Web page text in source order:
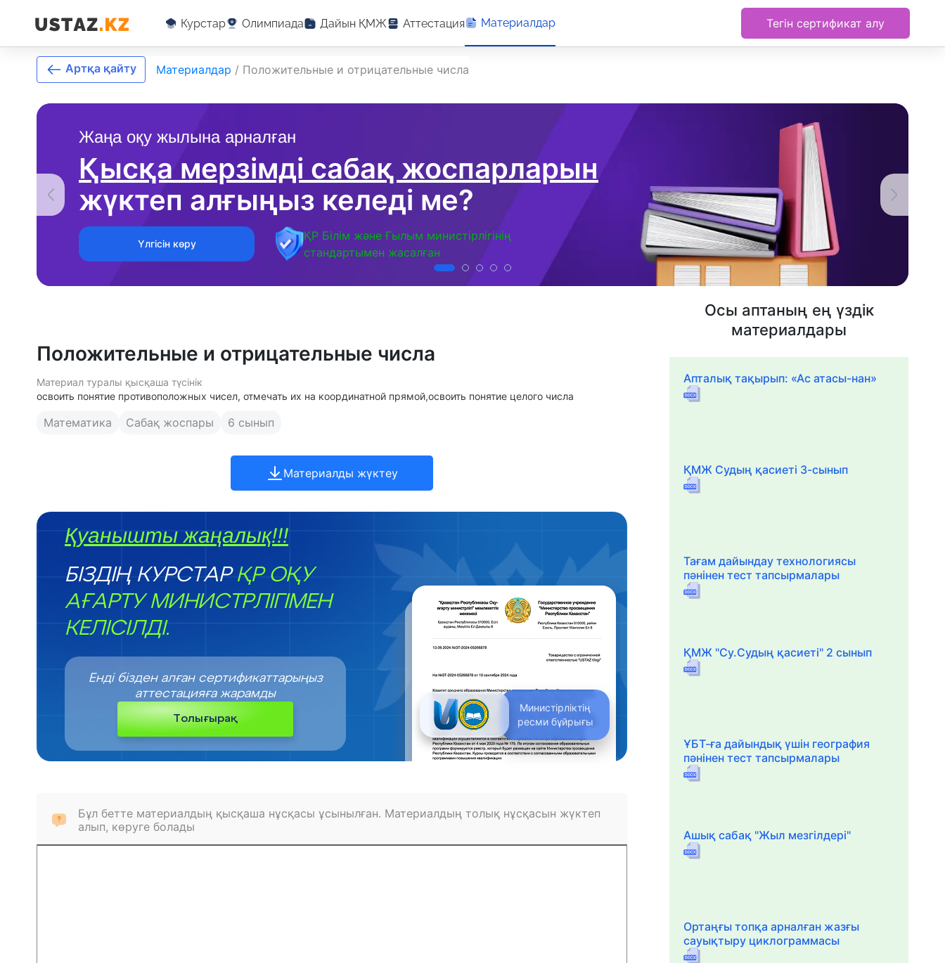
Курстар Олимпиада Дайын ҚМЖ Аттестация Материалдар Тегін сертификат алу
Жаңа оқу жылына арналған
Қысқа мерзімді сабақ жоспарларын
жүктеп алғыңыз келеді ме?
Үлгісін көру
ҚР Білім және Ғылым министірлігінің
стандартымен жасалған
Артқа қайту Материалдар / Положительные и отрицательные числа
Положительные и отрицательные числа
Материал туралы қысқаша түсінік
освоить понятие противоположных чисел, отмечать их на координатной прямой,освоить понятие целого числа
Математика Сабақ жоспары 6 сынып
Материалды жүктеу
Қуанышты жаңалық!!!
БІЗДІҢ КУРСТАР ҚР ОҚУ
АҒАРТУ МИНИСТРЛІГІМЕН
КЕЛІСІЛДІ.
Министірліктің
ресми бұйрығы
Енді бізден алған сертификаттарыңыз
аттестацияға жарамды
Толығырақ
Бұл бетте материалдың қысқаша нұсқасы ұсынылған. Материалдың толық нұсқасын жүктеп
алып, көруге болады
Осы аптаның ең үздік
материалдары
Апталық тақырып: «Ас атасы-нан»
ҚМЖ Судың қасиеті 3-сынып
Тағам дайындау технологиясы
пәнінен тест тапсырмалары
ҚМЖ "Су.Судың қасиеті" 2 сынып
ҰБТ-ға дайындық үшін география
пәнінен тест тапсырмалары
Ашық сабақ "Жыл мезгілдері"
Ортаңғы топқа арналған жазғы
сауықтыру циклограммасы